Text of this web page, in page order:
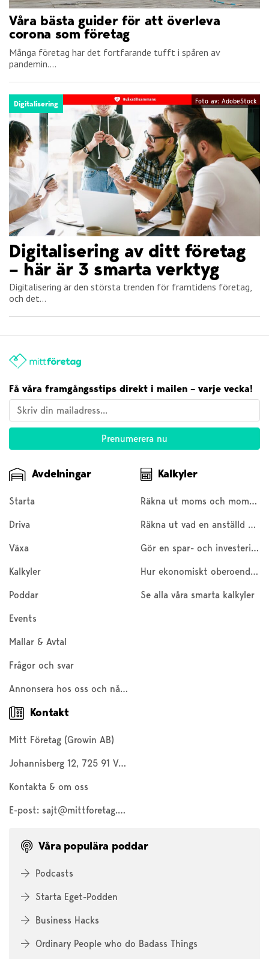
Våra bästa guider för att överleva
corona som företag
Många företag har det fortfarande tufft i spåren av
pandemin....
Digitalisering Foto av: AdobeStock
Digitalisering av ditt företag
– här är 3 smarta verktyg
Digitalisering är den största trenden för framtidens företag,
och det...
Få våra framgångsstips direkt i mailen – varje vecka!
Avdelningar
Starta
Driva
Växa
Kalkyler
Poddar
Events
Mallar & Avtal
Frågor och svar
Annonsera hos oss och nå 200 000 företagare och entreprenörer
Kalkyler
Räkna ut moms och moms baklänges
Räkna ut vad en anställd kostar
Gör en spar- och investeringskalkyl
Hur ekonomiskt oberoende är du?
Se alla våra smarta kalkyler
Kontakt
Mitt Företag (Growin AB)
Johannisberg 12, 725 91 Västerås
Kontakta & om oss
E-post: sajt@mittforetag.com
Våra populära poddar
Podcasts
Starta Eget-Podden
Business Hacks
Ordinary People who do Badass Things